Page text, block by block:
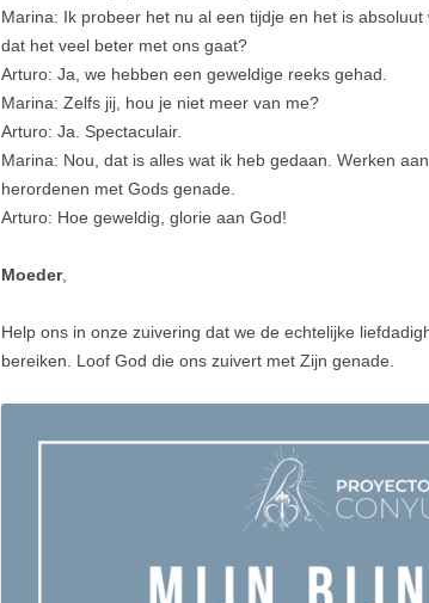
Marina: Ik probeer het nu al een tijdje en het is
dat het veel beter met ons gaat?
Arturo: Ja, we hebben een geweldige reeks gehad.
Marina: Zelfs jij, hou je niet meer van me?
Arturo: Ja. Spectaculair.
Marina: Nou, dat is alles wat ik heb gedaan. Werken
herordenen met Gods genade.
Arturo: Hoe geweldig, glorie aan God!
Moeder,
Help ons in onze zuivering dat we de echtelijke
bereiken. Loof God die ons zuivert met Zijn genade.